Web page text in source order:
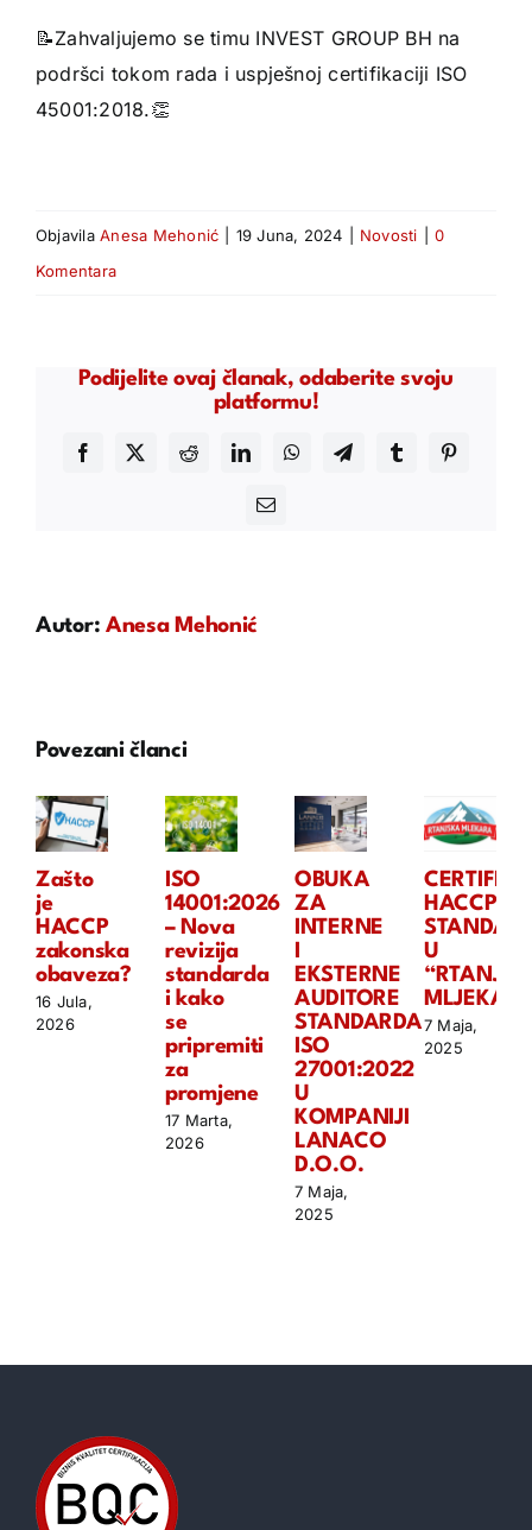
📝Zahvaljujemo se timu INVEST GROUP BH na
podršci tokom rada i uspješnoj certifikaciji ISO
45001:2018.👏
ObjavilaAnesa Mehonić 19 Juna, 2024 Novosti
0
Komentara
Podijelite ovaj članak, odaberite svoju
platformu!
Facebook
X RedditLinkedInWhatsAppTelegramTumblrPinterest
Email
Autor: Anesa Mehonić
Povezani članci
Zašto
je
HACCP
zakonska
obaveza?
16 Jula,
2026
ISO
14001:2026
– Nova
revizija
standarda
i kako
se
pripremiti
za
promjene
17 Marta,
2026
OBUKA
ZA
INTERNE
EKSTERNE
AUDITORE
STANDARDA
ISO
27001:2022
U
KOMPANIJI
LANACO
D.O.O.
7 Maja,
2025
HACCP
U
7 Maja,
2025